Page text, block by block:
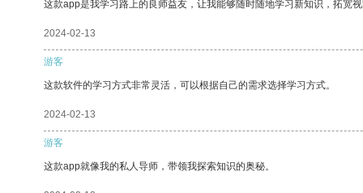
这款app是我学习路上的良师益友，让我能够随时随地学习新知识，拓宽视
2024-02-13
游客
这款软件的学习方式非常灵活，可以根据自己的需求选择学习方式。
2024-02-13
游客
这款app就像我的私人导师，带领我探索知识的奥秘。